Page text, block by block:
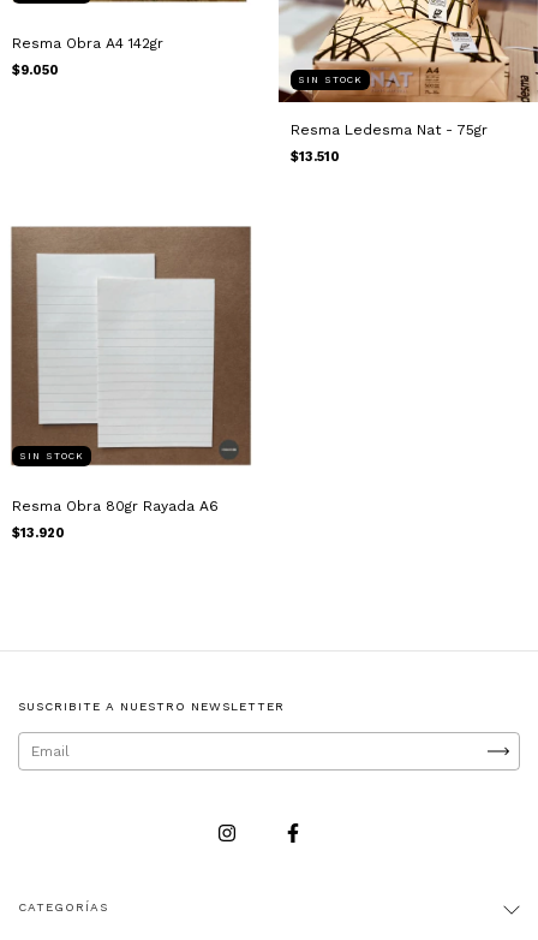
Resma Obra A4 142gr
$9.050
SIN STOCK
Resma Ledesma Nat - 75gr
$13.510
SIN STOCK
Resma Obra 80gr Rayada A6
$13.920
SUSCRIBITE A NUESTRO NEWSLETTER
CATEGORÍAS